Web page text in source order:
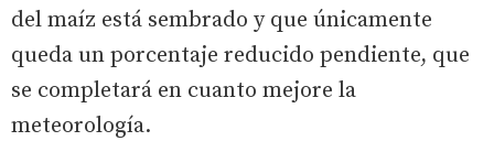
del maíz está sembrado y que únicamente
queda un porcentaje reducido pendiente, que
se completará en cuanto mejore la
meteorología.